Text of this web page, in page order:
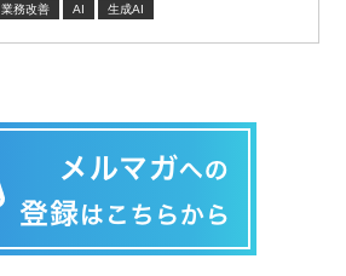
業務改善 AI 生成AI